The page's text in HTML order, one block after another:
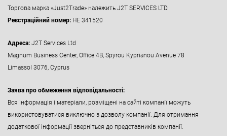
Торгова марка «Just2Trade» належить J2T SERVICES LTD.
Реєстраційний номер: HE 341520
Адреса: J2T Services Ltd
Magnum Business Center, Office 4B, Spyrou Kyprianou Avenue 78
Limassol 3076, Cyprus
Заява про обмеження відповідальності:
Вся інформація і матеріали, розміщені на сайті компанії можуть
використовуватися виключно з дозволу компанії. Для отримання
додаткової інформації зверніться до представників компанії.